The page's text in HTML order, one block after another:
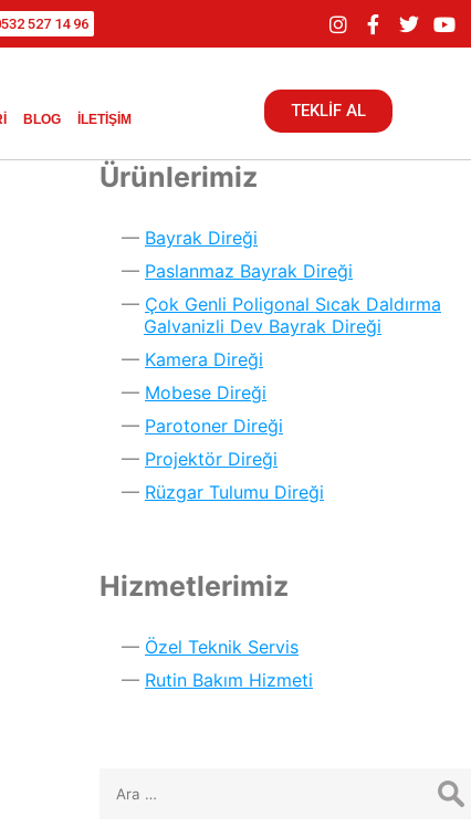
527 14 96
BLOG İLETIŞIM TEKLİF AL
Ürünlerimiz
Bayrak Direği
Paslanmaz Bayrak Direği
Çok Genli Poligonal Sıcak Daldırma
Galvanizli Dev Bayrak Direği
Kamera Direği
Mobese Direği
Parotoner Direği
Projektör Direği
Rüzgar Tulumu Direği
Hizmetlerimiz
Özel Teknik Servis
Rutin Bakım Hizmeti